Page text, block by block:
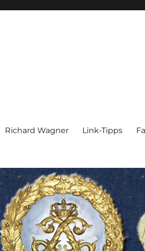
Richard Wagner Link-Tipps